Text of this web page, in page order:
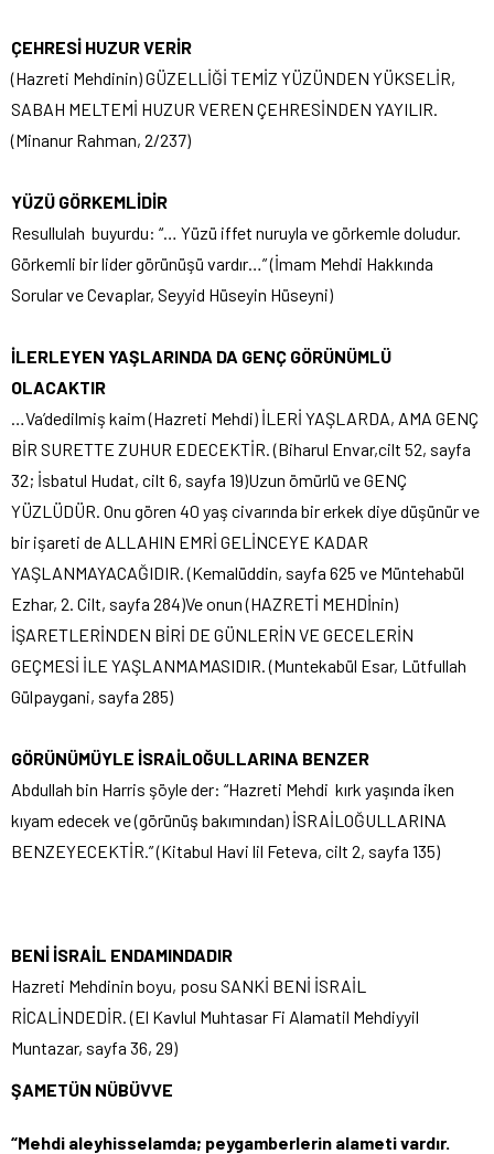
ÇEHRESİ HUZUR VERİR
(Hazreti Mehdinin) GÜZELLİĞİ TEMİZ YÜZÜNDEN YÜKSELİR,
SABAH MELTEMİ HUZUR VEREN ÇEHRESİNDEN YAYILIR.
(Minanur Rahman, 2/237)
YÜZÜ GÖRKEMLİDİR
Resullulah buyurdu: “… Yüzü iffet nuruyla ve görkemle doludur.
Görkemli bir lider görünüşü vardır…” (İmam Mehdi Hakkında
Sorular ve Cevaplar, Seyyid Hüseyin Hüseyni)
İLERLEYEN YAŞLARINDA DA GENÇ GÖRÜNÜMLÜ
OLACAKTIR
…Va’dedilmiş kaim (Hazreti Mehdi) İLERİ YAŞLARDA, AMA GENÇ
BİR SURETTE ZUHUR EDECEKTİR. (Biharul Envar,cilt 52, sayfa
32; İsbatul Hudat, cilt 6, sayfa 19)Uzun ömürlü ve GENÇ
YÜZLÜDÜR. Onu gören 40 yaş civarında bir erkek diye düşünür ve
bir işareti de ALLAHIN EMRİ GELİNCEYE KADAR
YAŞLANMAYACAĞIDIR. (Kemalüddin, sayfa 625 ve Müntehabül
Ezhar, 2. Cilt, sayfa 284)Ve onun (HAZRETİ MEHDİnin)
İŞARETLERİNDEN BİRİ DE GÜNLERİN VE GECELERİN
GEÇMESİ İLE YAŞLANMAMASIDIR. (Muntekabül Esar, Lütfullah
Gülpaygani, sayfa 285)
GÖRÜNÜMÜYLE İSRAİLOĞULLARINA BENZER
Abdullah bin Harris şöyle der: “Hazreti Mehdi kırk yaşında iken
kıyam edecek ve (görünüş bakımından) İSRAİLOĞULLARINA
BENZEYECEKTİR.” (Kitabul Havi lil Feteva, cilt 2, sayfa 135)
BENİ İSRAİL ENDAMINDADIR
Hazreti Mehdinin boyu, posu SANKİ BENİ İSRAİL
RİCALİNDEDİR. (El Kavlul Muhtasar Fi Alamatil Mehdiyyil
Muntazar, sayfa 36, 29)
ŞAMETÜN NÜBÜVVE
“Mehdi aleyhisselamda; peygamberlerin alameti vardır.